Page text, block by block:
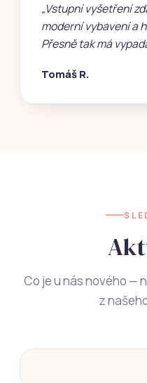
„Vstupní vyšetření
moderní vybavení a
Přesně tak má
Tomáš R.
Co je u nás nového —
z